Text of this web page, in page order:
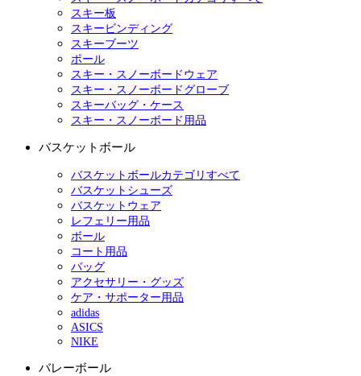
スキー板
スキービンディング
スキーブーツ
ポール
スキー・スノーボードウェア
スキー・スノーボードグローブ
スキーバッグ・ケース
スキー・スノーボード用品
バスケットボール
バスケットボールカテゴリすべて
バスケットシューズ
バスケットウェア
レフェリー用品
ボール
コート用品
バッグ
アクセサリー・グッズ
ケア・サポーター用品
adidas
ASICS
NIKE
バレーボール